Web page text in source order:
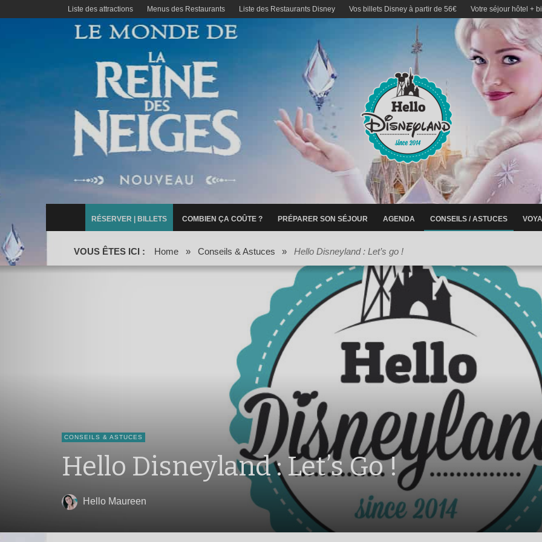
Liste des attractions Menus des Restaurants Liste des Restaurants Disney Vos billets Disney à partir de 56€ Votre séjour hôtel +
RÉSERVER | BILLETS COMBIEN ÇA COÛTE ? PRÉPARER SON SÉJOUR AGENDA CONSEILS / ASTUCES
VOUS ÊTES ICI : Home » Conseils & Astuces » Hello Disneyland : Let’s go !
CONSEILS & ASTUCES
Hello Disneyland : Let’s Go !
Hello Maureen